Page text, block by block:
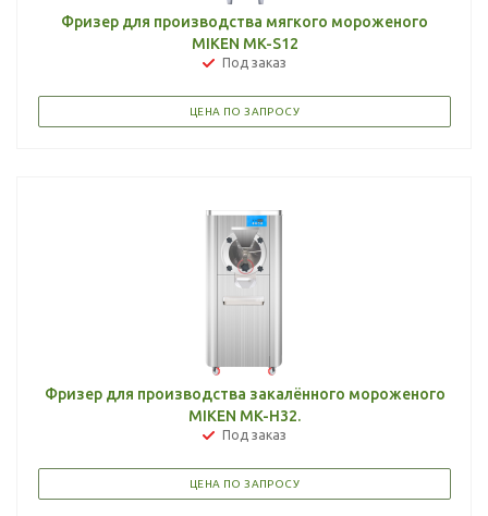
Фризер для производства мягкого мороженого
MIKEN MK-S12
Под заказ
ЦЕНА ПО ЗАПРОСУ
Фризер для производства закалённого мороженого
MIKEN MK-H32.
Под заказ
ЦЕНА ПО ЗАПРОСУ